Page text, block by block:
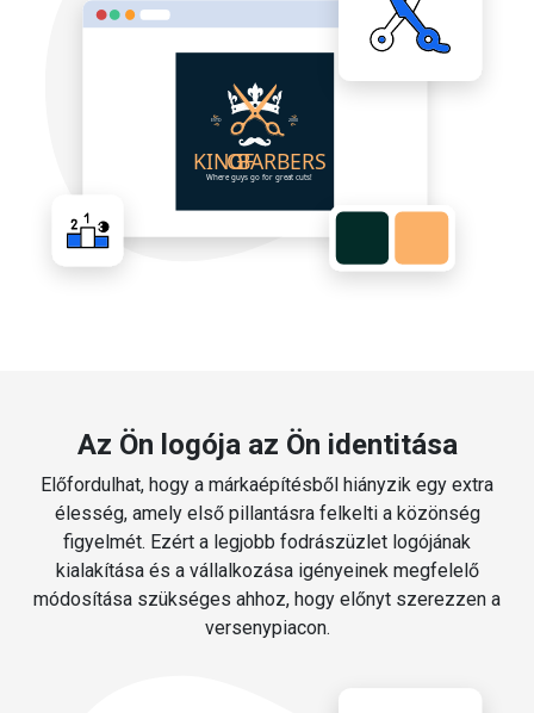
Az Ön logója az Ön identitása
Előfordulhat, hogy a márkaépítésből hiányzik egy extra
élesség, amely első pillantásra felkelti a közönség
figyelmét. Ezért a legjobb fodrászüzlet logójának
kialakítása és a vállalkozása igényeinek megfelelő
módosítása szükséges ahhoz, hogy előnyt szerezzen a
versenypiacon.